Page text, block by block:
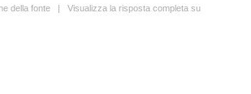
della fonte | Visualizza la risposta completa su